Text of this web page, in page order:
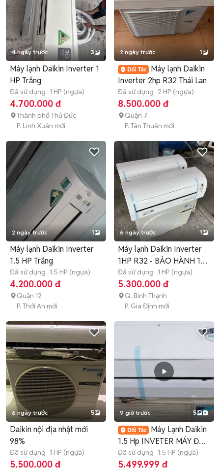
4 ngày trước 3
Máy lạnh Daikin Inverter 1
HP Trắng
Đã sử dụng 1 HP (ngựa)
4.700.000 đ
Thành phố Thủ Đức
P. Linh Xuân mới
2 ngày trước 1
Máy lạnh Daikin
Inverter 2hp R32 Thái Lan
Đã sử dụng 2 HP (ngựa)
8.500.000 đ
Quận 7
P. Tân Thuận mới
2 ngày trước 1
Máy lạnh Daikin Inverter
1.5 HP Trắng
Đã sử dụng 1.5 HP (ngựa)
4.200.000 đ
Quận 12
P. Thới An mới
6 ngày trước 1
Máy lạnh Daikin Inverter
1HP R32 - BẢO HÀNH 1
nămm
Đã sử dụng 1 HP (ngựa)
5.300.000 đ
Q. Bình Thạnh
P. Gia Định mới
6 ngày trước 5
Daikin nội địa nhật mới
98%
Đã sử dụng 1 HP (ngựa)
5.500.000 đ
9 giờ trước 5
Máy Lạnh Daikin
1.5 Hp INVETER MÁY ĐẸP
TRẢ GÓP 0%
Đã sử dụng 1.5 HP (ngựa)
5.499.999 đ